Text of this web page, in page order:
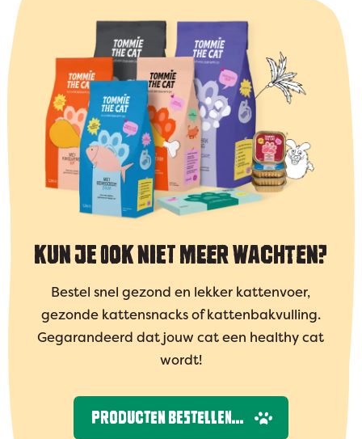
KUN JE OOK NIET MEER WACHTEN?
Bestel snel gezond en lekker kattenvoer,
gezonde kattensnacks of kattenbakvulling.
Gegarandeerd dat jouw cat een healthy cat
wordt!
PRODUCTEN BESTELLEN...